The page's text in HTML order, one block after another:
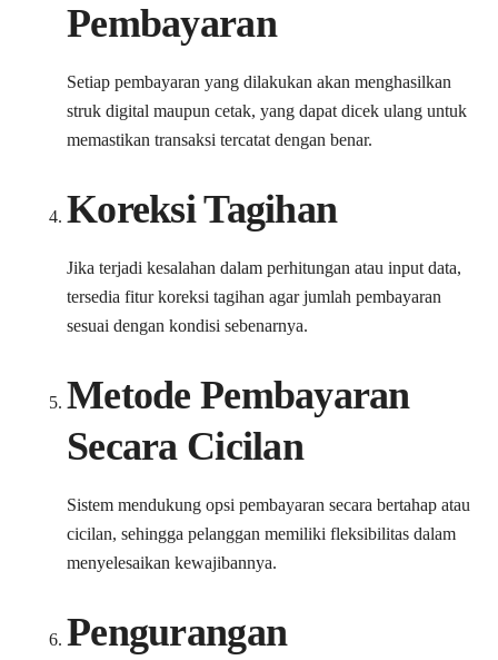
Pembayaran
Setiap pembayaran yang dilakukan akan menghasilkan
struk digital maupun cetak, yang dapat dicek ulang untuk
memastikan transaksi tercatat dengan benar.
Koreksi Tagihan
Jika terjadi kesalahan dalam perhitungan atau input data,
tersedia fitur koreksi tagihan agar jumlah pembayaran
sesuai dengan kondisi sebenarnya.
Metode Pembayaran
Secara Cicilan
Sistem mendukung opsi pembayaran secara bertahap atau
cicilan, sehingga pelanggan memiliki fleksibilitas dalam
menyelesaikan kewajibannya.
Pengurangan